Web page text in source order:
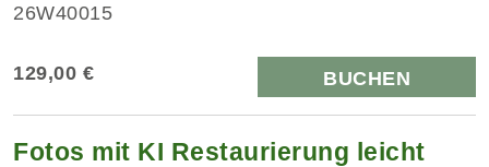
26W40015
129,00 € BUCHEN
Fotos mit KI Restaurierung leicht